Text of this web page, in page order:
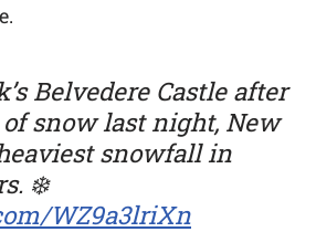
Belvedere Castle after
snow last night, New
snowfall in
❄️
WZ9a3lriXn